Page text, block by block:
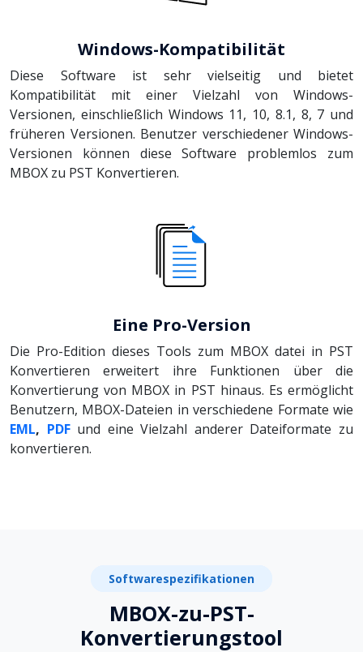
Windows-Kompatibilität
Diese Software ist sehr vielseitig und bietet
Kompatibilität mit einer Vielzahl von Windows-
Versionen, einschließlich Windows 11, 10, 8.1, 8, 7 und
früheren Versionen. Benutzer verschiedener Windows-
Versionen können diese Software problemlos zum
MBOX zu PST Konvertieren.
Eine Pro-Version
Die Pro-Edition dieses Tools zum MBOX datei in PST
Konvertieren erweitert ihre Funktionen über die
Konvertierung von MBOX in PST hinaus. Es ermöglicht
Benutzern, MBOX-Dateien in verschiedene Formate wie
EML, PDFund eine Vielzahl anderer Dateiformate zu
konvertieren.
Softwarespezifikationen
MBOX-zu-PST-
Konvertierungstool